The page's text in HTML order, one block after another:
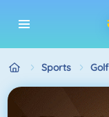
Sports Golf